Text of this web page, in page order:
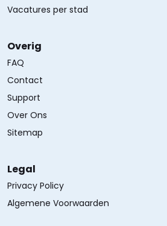
Vacatures per stad
Overig
FAQ
Contact
Support
Over Ons
Sitemap
Legal
Privacy Policy
Algemene Voorwaarden